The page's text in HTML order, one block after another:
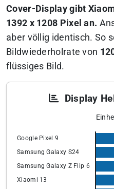
Cover-Display gibt
1392 x 1208 Pixel an.
aber völlig identisch. So
Bildwiederholrate von
flüssiges Bild.
Display
Google Pixel 9
Samsung Galaxy S24
Samsung Galaxy Z Flip 6
Xiaomi 13